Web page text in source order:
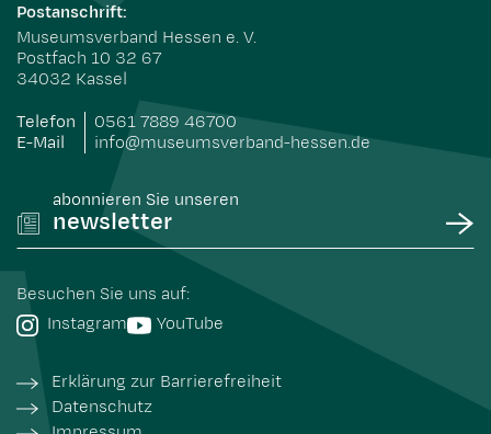
Postanschrift:
Museumsverband Hessen e. V.
Postfach 10 32 67
34032 Kassel
Telefon
0561 7889 46700
E-Mail
info@museumsverband-hessen.de
abonnieren Sie unseren
newsletter
Besuchen Sie uns auf:
Instagram
YouTube
Erklärung zur Barrierefreiheit
Datenschutz